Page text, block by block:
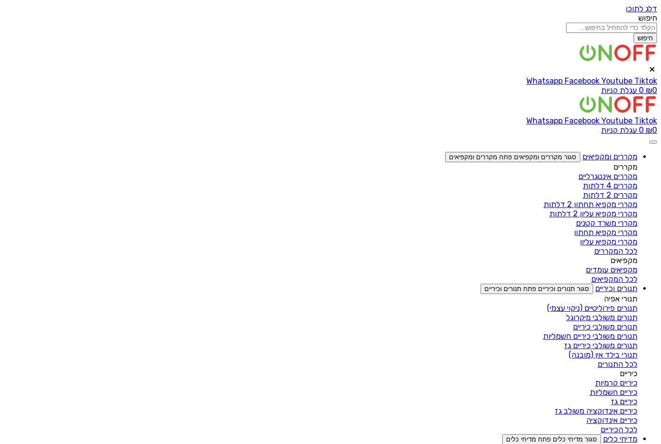
דלג לתוכן
חיפוש
חיפוש
Whatsapp Facebook Youtube Tiktok
₪0
0 עגלת קניות
Whatsapp Facebook Youtube Tiktok
₪0
0 עגלת קניות
מקררים ומקפיאים סגור מקררים ומקפיאים פתח מקררים ומקפיאים
מקררים
מקררים אינטגרליים
מקררים 4 דלתות
מקררים 2 דלתות
מקררי מקפיא תחתון 2 דלתות
מקררי מקפיא עליון 2 דלתות
מקררי משרד קטנים
מקררי מקפיא תחתון
מקררי מקפיא עליון
לכל המקררים
מקפיאים
מקפיאים עומדים
לכל המקפיאים
תנורים וכיריים
סגור תנורים וכיריים פתח תנורים וכיריים
תנורי אפיה
תנורים פירוליטיים (ניקוי עצמי)
תנורים משולבי מיקרוגל
תנורים משולבי כיריים
תנורים משולבי כיריים חשמליות
תנורים משולבי כיריים גז
תנורי בילד אין (מובנה)
לכל התנורים
כיריים
כיריים קרמיות
כיריים חשמליות
כיריים גז
כיריים אינדוקציה משולב גז
כיריים אינדוקציה
לכל הכיריים
מדיחי כלים
סגור מדיחי כלים פתח מדיחי כלים